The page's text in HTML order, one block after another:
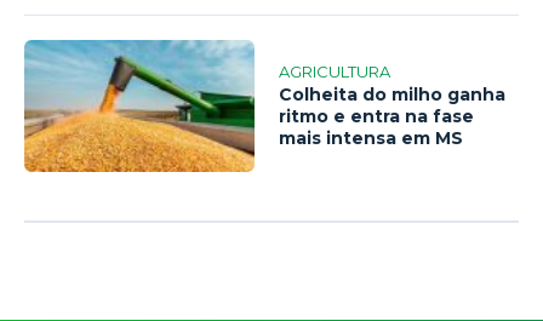
AGRICULTURA
Colheita do milho ganha
ritmo e entra na fase
mais intensa em MS